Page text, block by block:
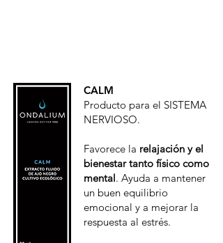
CALM
Producto para el SISTEMA
NERVIOSO.
Favorece la relajación y el
bienestar tanto físico como
mental. Ayuda a mantener
un buen equilibrio
emocional y a mejorar la
respuesta al estrés.